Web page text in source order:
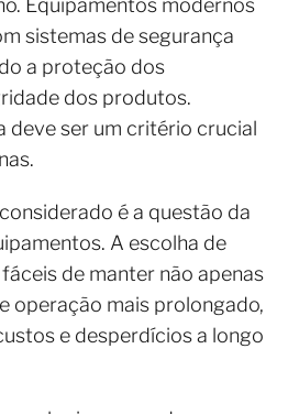
sistemas de segurança
a proteção dos
dos produtos.
deve ser um critério crucial
é a questão da
A escolha de
de manter não apenas
operação mais prolongado,
e desperdícios a longo